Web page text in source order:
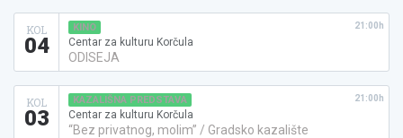
KOL
04
KINO
Centar za kulturu Korčula
ODISEJA
21:00h
KOL
03
KAZALIŠNA PREDSTAVA
Centar za kulturu Korčula
“Bez privatnog, molim” / Gradsko kazalište
21:00h